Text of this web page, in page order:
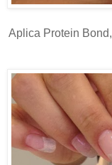
Aplica Protein